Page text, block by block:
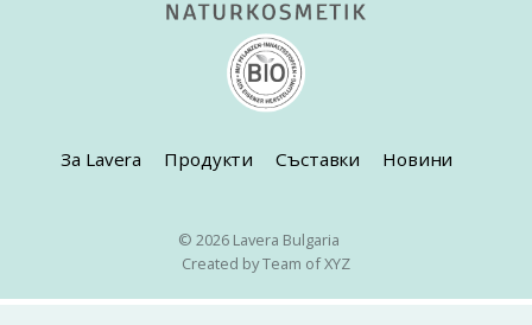
За Lavera Продукти Съставки Новини
© 2026 Lavera Bulgaria
Created by Team of XYZ